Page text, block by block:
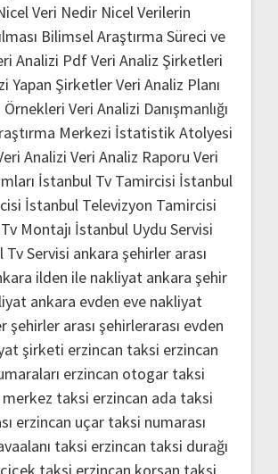
Veri Nedir Nicel Verilerin
Bilimsel Araştırma Süreci ve
Analizi PdfVeri Analiz Şirketleri
Yapan ŞirketlerVeri Analiz Planı
Örnekleri Veri Analizi Danışmanlığı
Merkezi İstatistik Atolyesi
Analizi Veri Analiz Raporu Veri
İstanbul Tv Tamircisi İstanbul
İstanbul Televizyon Tamircisi
Montajı İstanbul Uydu Servisi
Tv Servisi ankara şehirler arası
ilden ile nakliyat ankara şehir
ankara evden eve nakliyat
şehirler arası şehirlerarası evden
şirketi erzincan taksi erzincan
erzincan otogar taksi
merkez taksi erzincan ada taksi
erzincan uçar taksi numarası
taksi erzincan taksi durağı